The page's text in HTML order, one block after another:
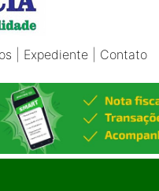
Expediente Contato